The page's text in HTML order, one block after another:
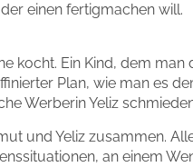
einen fertigmachen will.
kocht. Ein Kind, dem
Plan, wie man es
Werberin Yeliz
und Yeliz zusammen.
an einem